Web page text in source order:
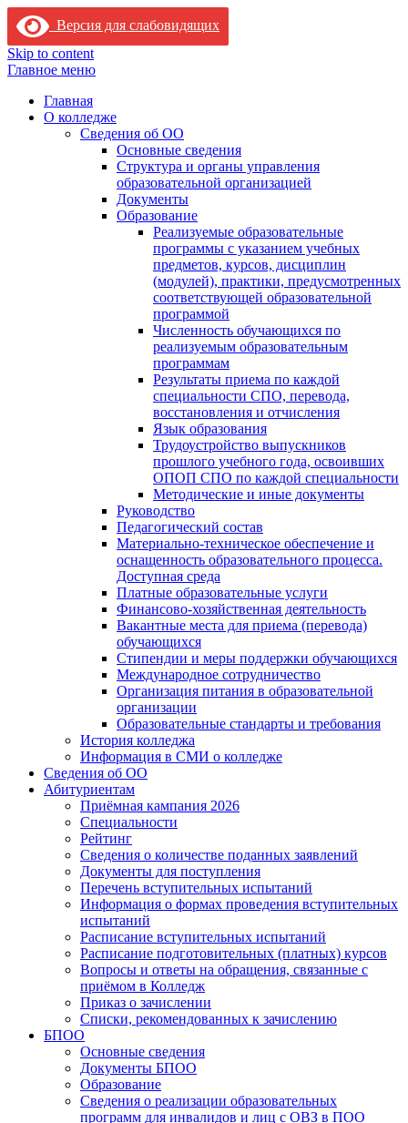
Версия для слабовидящих
Skip to content
Главное меню
Главная
О колледже
Сведения об ОО
Основные сведения
Структура и органы управления
образовательной организацией
Документы
Образование
Реализуемые образовательные
программы с указанием учебных
предметов, курсов, дисциплин
(модулей), практики, предусмотренных
соответствующей образовательной
программой
Численность обучающихся по
реализуемым образовательным
программам
Результаты приема по каждой
специальности СПО, перевода,
восстановления и отчисления
Язык образования
Трудоустройство выпускников
прошлого учебного года, освоивших
ОПОП СПО по каждой специальности
Методические и иные документы
Руководство
Педагогический состав
Материально-техническое обеспечение и
оснащенность образовательного процесса.
Доступная среда
Платные образовательные услуги
Финансово-хозяйственная деятельность
Вакантные места для приема (перевода)
обучающихся
Стипендии и меры поддержки обучающихся
Международное сотрудничество
Организация питания в образовательной
организации
Образовательные стандарты и требования
История колледжа
Информация в СМИ о колледже
Сведения об ОО
Абитуриентам
Приёмная кампания 2026
Специальности
Рейтинг
Сведения о количестве поданных заявлений
Документы для поступления
Перечень вступительных испытаний
Информация о формах проведения вступительных
испытаний
Расписание вступительных испытаний
Расписание подготовительных (платных) курсов
Вопросы и ответы на обращения, связанные с
приёмом в Колледж
Приказ о зачислении
Списки, рекомендованных к зачислению
БПОО
Основные сведения
Документы БПОО
Образование
Сведения о реализации образовательных
программ для инвалидов и лиц с ОВЗ в ПОО